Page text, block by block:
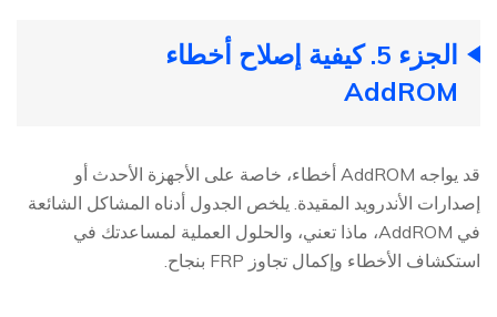
الجزء 5. كيفية إصلاح أخطاء
AddROM
قد يواجه AddROM أخطاء، خاصة على الأجهزة الأحدث أو
إصدارات الأندرويد المقيدة. يلخص الجدول أدناه المشاكل الشائعة
في AddROM، ماذا تعني، والحلول العملية لمساعدتك في
استكشاف الأخطاء وإكمال تجاوز FRP بنجاح.